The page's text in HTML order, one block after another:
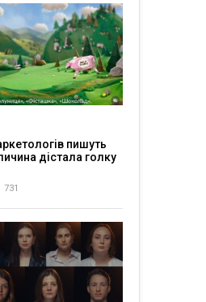
пишуть
дістала голку
731